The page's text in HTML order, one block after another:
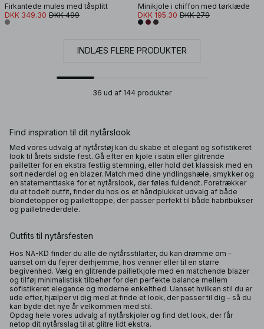
Firkantede mules med tåsplitt
DKK 349.30 DKK 499
Minikjole i chiffon med tørklæde
DKK 195.30 DKK 279
INDLÆS FLERE PRODUKTER
36 ud af 144 produkter
Find inspiration til dit nytårslook
Med vores udvalg af nytårstøj kan du skabe et elegant og sofistikeret
look til årets sidste fest. Gå efter en kjole i satin eller glitrende
pailletter for en ekstra festlig stemning, eller hold det klassisk med en
sort nederdel og en blazer. Match med dine yndlingshæle, smykker og
en statementtaske for et nytårslook, der føles fuldendt. Foretrækker
du et todelt outfit, finder du hos os et håndplukket udvalg af både
blondetopper og paillettoppe, der passer perfekt til både habitbukser
og pailletnederdele.
Outfits til nytårsfesten
Hos NA-KD finder du alle de nytårsstilarter, du kan drømme om –
uanset om du fejrer derhjemme, hos venner eller til en større
begivenhed. Vælg en glitrende pailletkjole med en matchende blazer
og tilføj minimalistisk tilbehør for den perfekte balance mellem
sofistikeret elegance og moderne enkelthed. Uanset hvilken stil du er
ude efter, hjælper vi dig med at finde et look, der passer til dig – så du
kan byde det nye år velkommen med stil.
Opdag hele vores udvalg af nytårskjoler og find det look, der får
netop dit nytårsslag til at glitre lidt ekstra.